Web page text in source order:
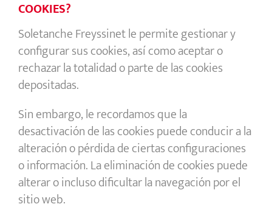
COOKIES?
Soletanche Freyssinet le permite gestionar y
configurar sus cookies, así como aceptar o
rechazar la totalidad o parte de las cookies
depositadas.
Sin embargo, le recordamos que la
desactivación de las cookies puede conducir a la
alteración o pérdida de ciertas configuraciones
o información. La eliminación de cookies puede
alterar o incluso dificultar la navegación por el
sitio web.